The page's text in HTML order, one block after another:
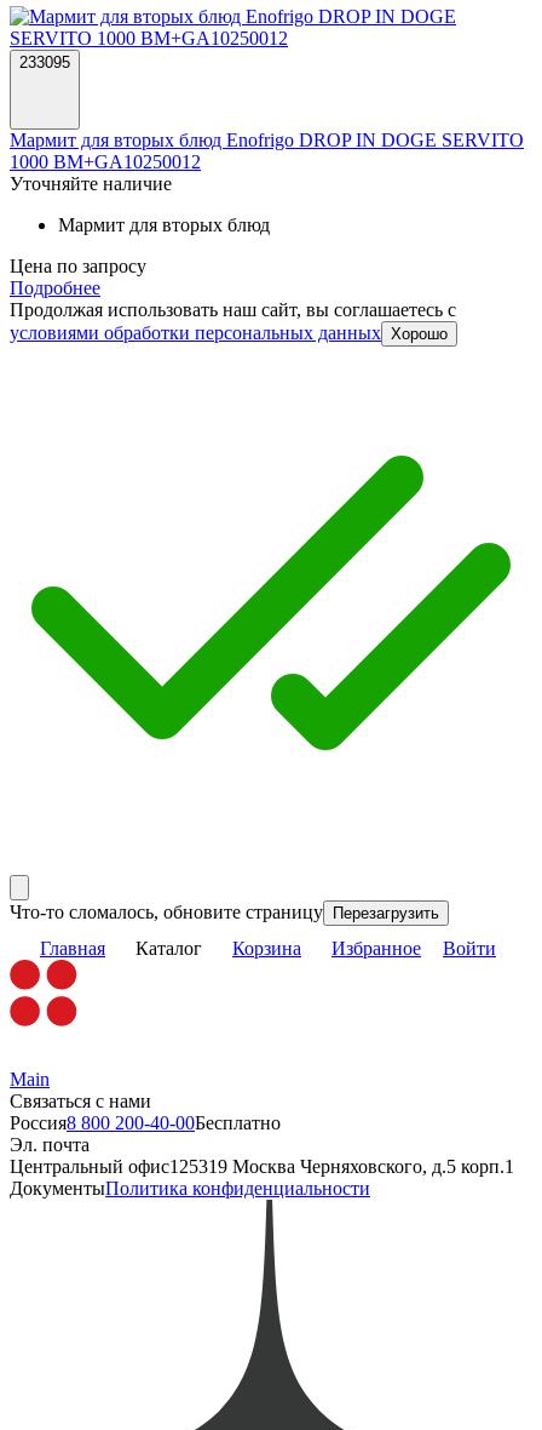
233095
Мармит для вторых блюд Enofrigo DROP IN DOGE SERVITO
1000 BM+GA10250012
Уточняйте наличие
Мармит для вторых блюд
Цена по запросу
Подробнее
Продолжая использовать наш сайт, вы соглашаетесь c
условиями обработки персональных данных Хорошо
Что-то сломалось, обновите страницу Перезагрузить
Главная Каталог Корзина Избранное Войти
Main
Связаться с нами
Россия8 800 200-40-00Бесплатно
Эл. почта
Центральный офис125319 Москва Черняховского, д.5 корп.1
ДокументыПолитика конфиденциальности